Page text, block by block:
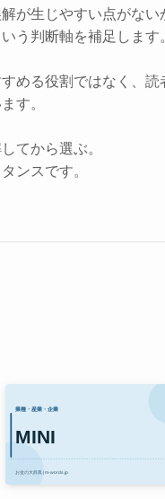
が生じやすい点がな
う判断軸を補足します
める役割ではなく、
す。
てから選ぶ。
ンスです。